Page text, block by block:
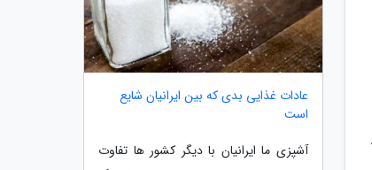
عادات غذایی بدی که بین ایرانیان شایع
است
آشپزی ما ایرانیان با دیگر کشور ها تفاوت